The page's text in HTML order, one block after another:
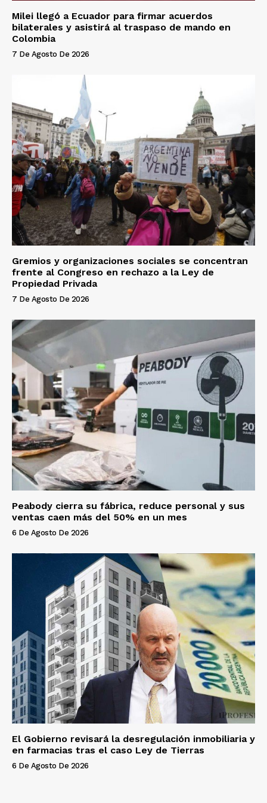
Milei llegó a Ecuador para firmar acuerdos
bilaterales y asistirá al traspaso de mando en
Colombia
7 De Agosto De 2026
Gremios y organizaciones sociales se concentran
frente al Congreso en rechazo a la Ley de
Propiedad Privada
7 De Agosto De 2026
Peabody cierra su fábrica, reduce personal y sus
ventas caen más del 50% en un mes
6 De Agosto De 2026
El Gobierno revisará la desregulación inmobiliaria y
en farmacias tras el caso Ley de Tierras
6 De Agosto De 2026